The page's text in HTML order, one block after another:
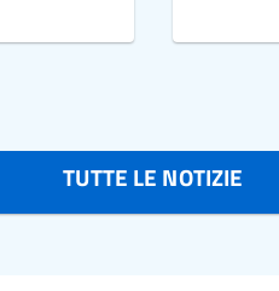
TUTTE LE NOTIZIE